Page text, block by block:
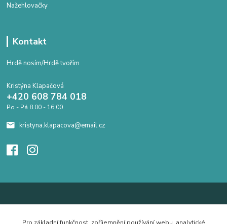
Nažehlovačky
Kontakt
Hrdě nosím/Hrdě tvořím
Kristýna Klapačová
+420 608 784 018
Po - Pá 8.00 - 16.00
kristyna.klapacova@email.cz
Pro základní funkčnost, zpříjemnění používání webu, analytické